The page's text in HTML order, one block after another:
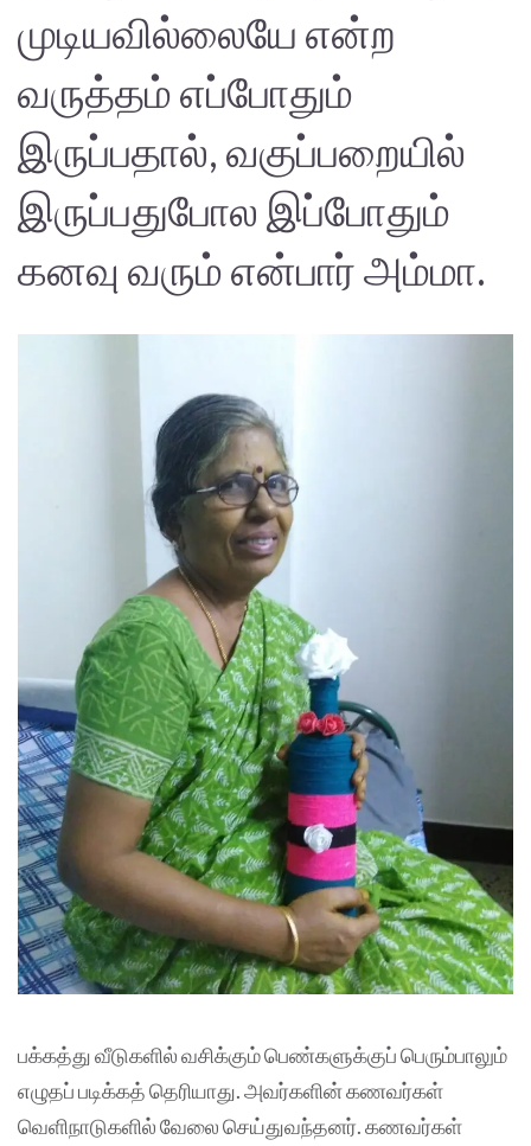
முடியவில்லையே என்ற
வருத்தம் எப்போதும்
இருப்பதால், வகுப்பறையில்
இருப்பதுபோல இப்போதும்
கனவு வரும் என்பார் அம்மா.
பக்கத்து வீடுகளில் வசிக்கும் பெண்களுக்குப் பெரும்பாலும்
எழுதப் படிக்கத் தெரியாது. அவர்களின் கணவர்கள்
வெளிநாடுகளில் வேலை செய்துவந்தனர். கணவர்கள்